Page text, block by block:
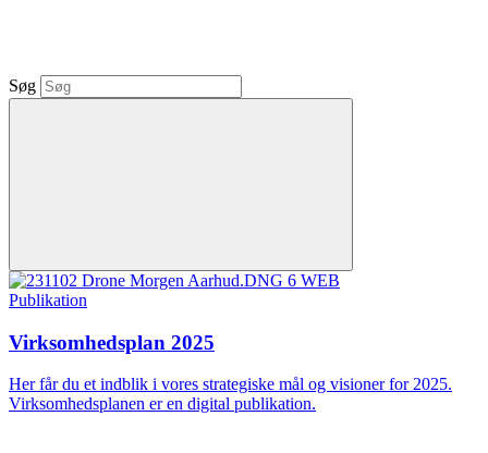
Søg
Publikation
Virksomhedsplan 2025
Her får du et indblik i vores strategiske mål og visioner for 2025.
Virksomhedsplanen er en digital publikation.